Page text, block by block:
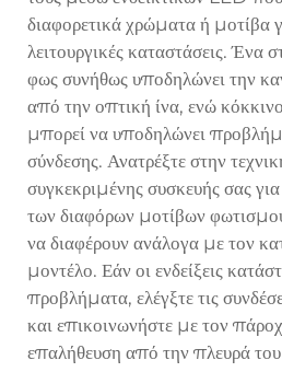
διαφορετικά χρώματα ή μοτίβα
λειτουργικές καταστάσεις. Ένα
φως συνήθως υποδηλώνει την
από την οπτική ίνα, ενώ
μπορεί να υποδηλώνει
σύνδεσης. Ανατρέξτε στην
συγκεκριμένης συσκευής σας
των διαφόρων μοτίβων
να διαφέρουν ανάλογα με τον
μοντέλο. Εάν οι ενδείξεις
προβλήματα, ελέγξτε τις
και επικοινωνήστε με τον
επαλήθευση από την πλευρά του